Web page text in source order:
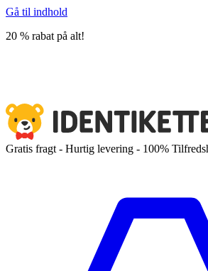
Gå til indhold
20 % rabat på alt!
Gratis fragt - Hurtig levering - 100%